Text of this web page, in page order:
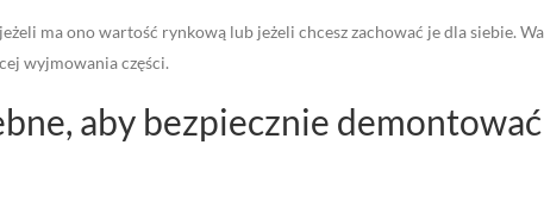
ma ono wartość rynkową lub jeżeli chcesz zachować je dla siebie.
wyjmowania części.
aby bezpiecznie